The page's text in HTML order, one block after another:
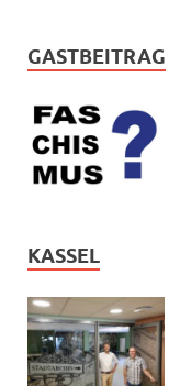
GASTBEITRAG
KASSEL